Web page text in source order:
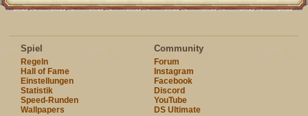
Spiel
Regeln
Hall of Fame
Einstellungen
Statistik
Speed-Runden
Wallpapers
Community
Forum
Instagram
Facebook
Discord
YouTube
DS Ultimate